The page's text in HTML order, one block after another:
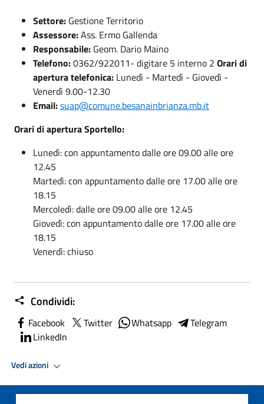
Settore: Gestione Territorio
Assessore:Ass. Ermo Gallenda
Responsabile: Geom. Dario Maino
Telefono:0362/922011- digitare 5 interno 2 Orari di
apertura telefonica: Lunedì - Martedì - Giovedì -
Venerdì 9.00-12.30
Email:suap@comune.besanainbrianza.mb.it
Orari di apertura Sportello:
Lunedì: con appuntamento dalle ore 09.00 alle ore
12.45
Martedì: con appuntamento dalle ore 17.00 alle ore
18.15
Mercoledì: dalle ore 09.00 alle ore 12.45
Giovedì: con appuntamento dalle ore 17.00 alle ore
18.15
Venerdì: chiuso
Condividi:
Facebook Twitter Whatsapp
Telegram
LinkedIn
Vedi azioni